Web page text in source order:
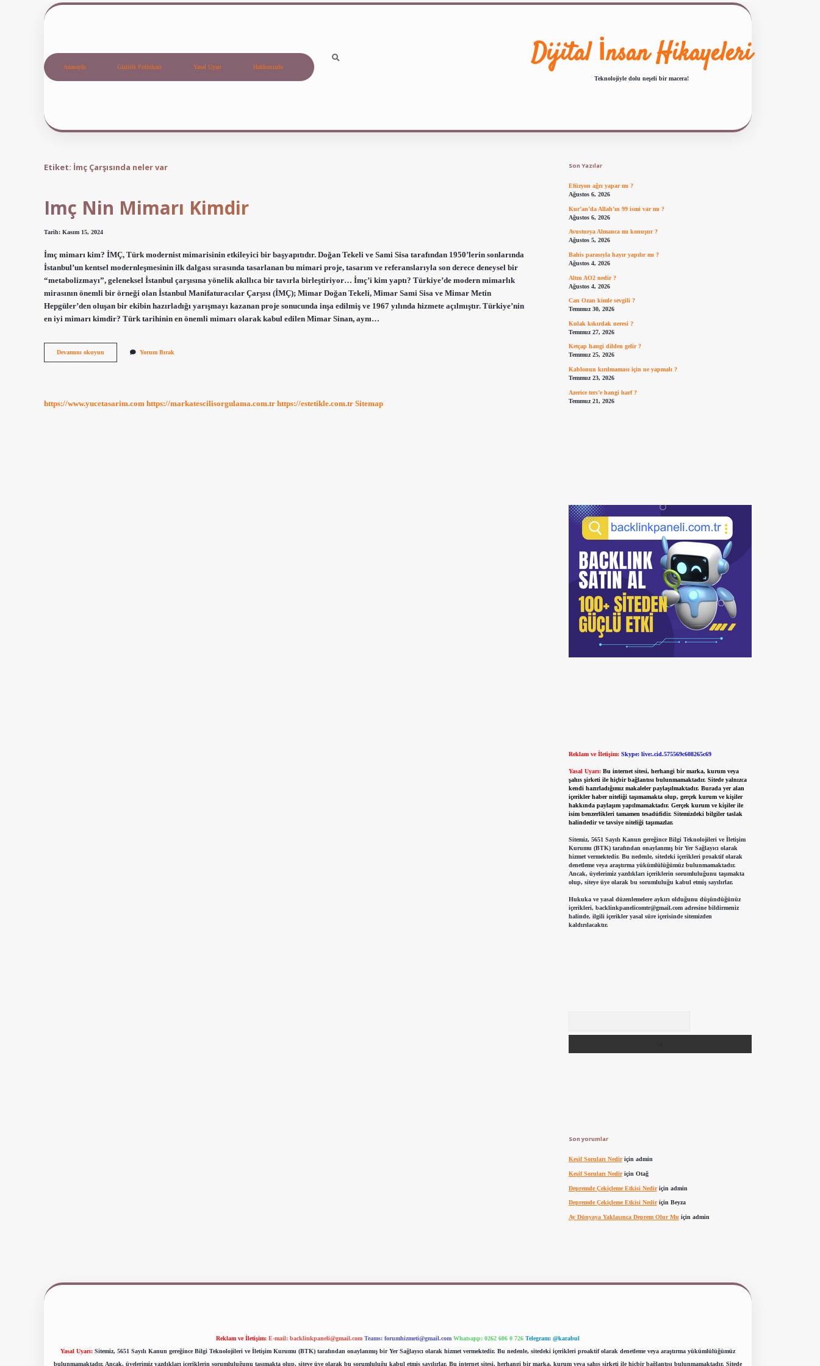
Anasayfa Gizlilik Politikası Yasal Uyarı Hakkımızda Dijital İnsan Hikayeleri
Teknolojiyle dolu neşeli bir macera!
Etiket: İmç Çarşısında neler var
Imç Nin Mimarı Kimdir
Tarih: Kasım 15, 2024
İmç mimarı kim? İMÇ, Türk modernist mimarisinin etkileyici bir başyapıtıdır. Doğan Tekeli ve Sami Sisa tarafından 1950’lerin sonlarında
İstanbul’un kentsel modernleşmesinin ilk dalgası sırasında tasarlanan bu mimari proje, tasarım ve referanslarıyla son derece deneysel bir
“metabolizmayı”, geleneksel İstanbul çarşısına yönelik akıllıca bir tavırla birleştiriyor… İmç’i kim yaptı? Türkiye’de modern mimarlık
mirasının önemli bir örneği olan İstanbul Manifaturacılar Çarşısı (İMÇ); Mimar Doğan Tekeli, Mimar Sami Sisa ve Mimar Metin
Hepgüler’den oluşan bir ekibin hazırladığı yarışmayı kazanan proje sonucunda inşa edilmiş ve 1967 yılında hizmete açılmıştır. Türkiye’nin
en iyi mimarı kimdir? Türk tarihinin en önemli mimarı olarak kabul edilen Mimar Sinan, aynı…
Devamını okuyun
Nin
Yorum Bırak
https://www.yucetasarim.com https://markatescilisorgulama.com.tr https://estetikle.com.tr Sitemap
Son Yazılar
Efüzyon ağrı yapar mı ?
Ağustos 6, 2026
Kur’an’da Allah’ın 99 ismi var mı ?
Ağustos 6, 2026
Avusturya Almanca mı konuşur ?
Ağustos 5, 2026
Bahis parasıyla hayır yapılır mı ?
Ağustos 4, 2026
Altın AO2 nedir ?
Ağustos 4, 2026
Can Ozan kimle sevgili ?
Temmuz 30, 2026
Kulak kıkırdak neresi ?
Temmuz 27, 2026
Ketçap hangi dilden gelir ?
Temmuz 25, 2026
Kablonun kırılmaması için ne yapmalı ?
Temmuz 23, 2026
Azerice ters’e hangi harf ?
Temmuz 21, 2026
Reklam ve İletişim: Skype: live:.cid.575569c608265c69
Yasal Uyarı: Bu internet sitesi, herhangi bir marka, kurum veya
şahıs şirketi ile hiçbir bağlantısı bulunmamaktadır. Sitede yalnızca
kendi hazırladığımız makaleler paylaşılmaktadır. Burada yer alan
içerikler haber niteliği taşımamakta olup, gerçek kurum ve kişiler
hakkında paylaşım yapılmamaktadır. Gerçek kurum ve kişiler ile
isim benzerlikleri tamamen tesadüfidir. Sitemizdeki bilgiler taslak
halindedir ve tavsiye niteliği taşımazlar.
Sitemiz, 5651 Sayılı Kanun gereğince Bilgi Teknolojileri ve İletişim
Kurumu (BTK) tarafından onaylanmış bir Yer Sağlayıcı olarak
hizmet vermektedir. Bu nedenle, sitedeki içerikleri proaktif olarak
denetleme veya araştırma yükümlülüğümüz bulunmamaktadır.
Ancak, üyelerimiz yazdıkları içeriklerin sorumluluğunu taşımakta
olup, siteye üye olarak bu sorumluluğu kabul etmiş sayılırlar.
Hukuka ve yasal düzenlemelere aykırı olduğunu düşündüğünüz
içerikleri, backlinkpanelicomtr@gmail.comadresine bildirmeniz
halinde, ilgili içerikler yasal süre içerisinde sitemizden
kaldırılacaktır.
Son yorumlar
Keşif Soruları Nediriçin admin
Keşif Soruları Nediriçin Otağ
Depremde Çekiçleme Etkisi Nediriçin admin
Depremde Çekiçleme Etkisi Nediriçin Beyza
Ay Dünyaya Yaklaşınca Deprem Olur Mu için admin
Reklam ve İletişim: E-mail: backlinkpaneli@gmail.com Teams: forumhizmeti@gmail.com Whatsapp: 0262 606 0 726 Telegram: @karabul
Yasal Uyarı: Sitemiz, 5651 Sayılı Kanun gereğince Bilgi Teknolojileri ve İletişim Kurumu (BTK) tarafından onaylanmış bir Yer Sağlayıcı olarak hizmet vermektedir. Bu nedenle, sitedeki içerikleri proaktif olarak denetleme veya araştırma yükümlülüğümüz
bulunmamaktadır. Ancak, üyelerimiz yazdıkları içeriklerin sorumluluğunu taşımakta olup, siteye üye olarak bu sorumluluğu kabul etmiş sayılırlar. Bu internet sitesi, herhangi bir marka, kurum veya şahıs şirketi ile hiçbir bağlantısı bulunmamaktadır. Sitede